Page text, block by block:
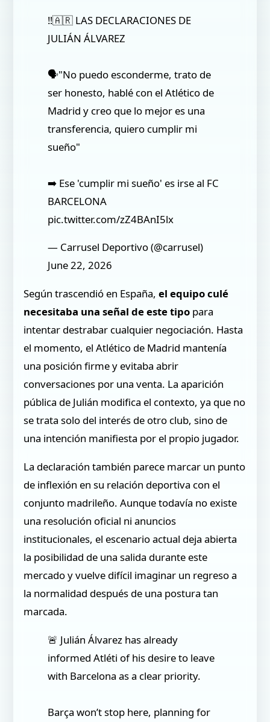
‼️🇦🇷 LAS DECLARACIONES DE
JULIÁN ÁLVAREZ
🗣️"No puedo esconderme, trato de
ser honesto, hablé con el Atlético de
Madrid y creo que lo mejor es una
transferencia, quiero cumplir mi
sueño"
➡️ Ese 'cumplir mi sueño' es irse al FC
BARCELONA
pic.twitter.com/zZ4BAnI5lx
— Carrusel Deportivo (@carrusel)
June 22, 2026
Según trascendió en España,el equipo culé
necesitaba una señal de este tipo para
intentar destrabar cualquier negociación. Hasta
el momento, el Atlético de Madrid mantenía
una posición firme y evitaba abrir
conversaciones por una venta. La aparición
pública de Julián modifica el contexto, ya que no
se trata solo del interés de otro club, sino de
una intención manifiesta por el propio jugador.
La declaración también parece marcar un punto
de inflexión en su relación deportiva con el
conjunto madrileño. Aunque todavía no existe
una resolución oficial ni anuncios
institucionales, el escenario actual deja abierta
la posibilidad de una salida durante este
mercado y vuelve difícil imaginar un regreso a
la normalidad después de una postura tan
marcada.
🚨 Julián Álvarez has already
informed Atléti of his desire to leave
with Barcelona as a clear priority.
Barça won’t stop here, planning for